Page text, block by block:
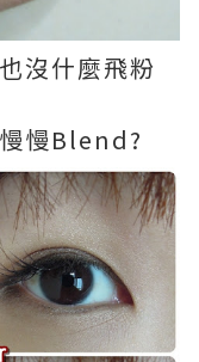
沒什麼飛粉
慢Blend?